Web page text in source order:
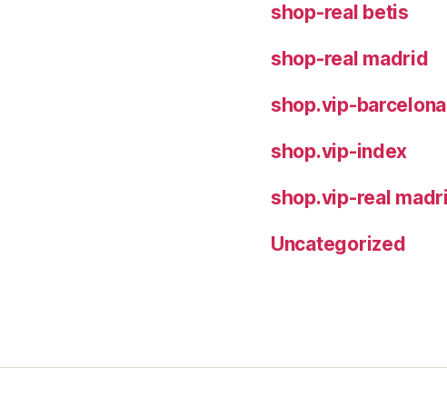
shop-real betis
shop-real madrid
shop.vip-barcelona
shop.vip-index
shop.vip-real
Uncategorized